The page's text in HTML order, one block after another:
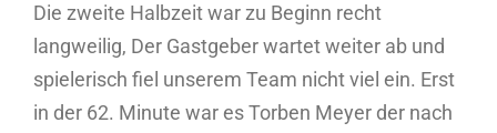
Die zweite Halbzeit war zu Beginn recht
langweilig, Der Gastgeber wartet weiter ab und
spielerisch fiel unserem Team nicht viel ein. Erst
in der 62. Minute war es Torben Meyer der nach